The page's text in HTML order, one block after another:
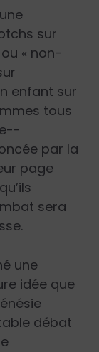
sur
« non-
enfant sur
tous
par la
page
sera
une
idée que
débat